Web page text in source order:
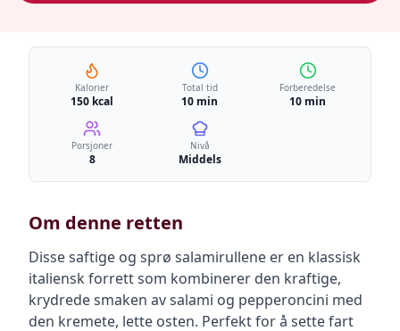
Kalorier
150 kcal
Total tid
10 min
Forberedelse
10 min
Porsjoner
8
Nivå
Middels
Om denne retten
Disse saftige og sprø salamirullene er en klassisk
italiensk forrett som kombinerer den kraftige,
krydrede smaken av salami og pepperoncini med
den kremete, lette osten. Perfekt for å sette fart